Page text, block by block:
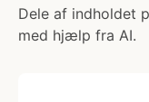
Dele af indholdet
med hjælp fra AI.